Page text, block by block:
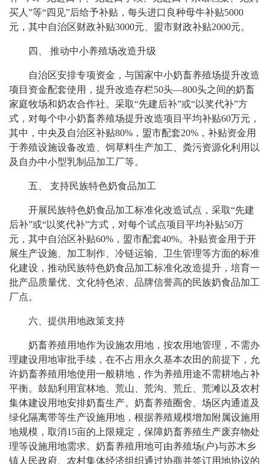
买人”等“四见”后给予补贴，每头进口良种母牛补贴5000
元，其中自治区财政补贴3000元、盟市财政补贴2000元。
四、 推动中小养殖场改造升级
自治区安排专项资金，与国家中小奶畜养殖场提升改造
项目资金配套使用，提升改造存栏50头—800头之间的奶畜
家庭牧场和奶农合作社。采取“先建后补”或“以奖代补”方
式，对每个中小奶畜养殖场提升改造项目平均补贴60万元，
其中，中央及自治区补贴80%，盟市配套20%，补贴资金用
于养殖设施设备改造、饲草料生产加工、粪污资源化利用以
及自办中小型乳制品加工厂等。
五、 支持民族特色奶食品加工
开展民族特色奶食品加工标准化改造试点，采取“先建
后补”或“以奖代补”方式，对每个试点项目平均补贴50万
元，其中自治区补贴60%，盟市配套40%。补贴资金用于开
展生产设施、加工制作、冷链运输、卫生管理等方面的标准
化建设，推动民族特色奶食品加工标准化改造提升，培育一
批产品质量优、文化特色浓、品牌信誉高的民族奶食品加工
厂点。
六、提供用地政策支持
奶畜养殖用地作为设施农用地，按农用地管理，不需办
理建设用地审批手续，在不占用永久基本农田的前提下，允
许奶畜养殖用地使用一般耕地，作为养殖用途不需耕地占补
平衡。鼓励利用宜林地、荒山、荒沟、荒丘、荒滩以及农村
集体建设用地安排奶畜生产。奶畜养殖圈舍、场区内通道及
绿化隔离带等生产设施用地，根据养殖规模增加附属设施用
地规模，取消15亩的上限规定，保障奶畜养殖生产废弃物处
理等设施用地需求。奶畜养殖用地可由养殖场(户)与苏木乡
镇人民政府、农村集体经济组织通过协商并签订用地协议的